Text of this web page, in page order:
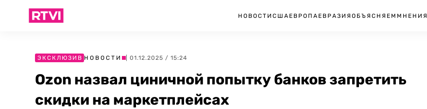
НОВОСТИ США ЕВРОПА ЕВРАЗИЯ ОБЪЯСНЯЕМ МНЕНИЯ
ЭКСКЛЮЗИВ НОВОСТИ | 01.12.2025 / 15:24
Ozon назвал циничной попытку банков запретить
скидки на маркетплейсах